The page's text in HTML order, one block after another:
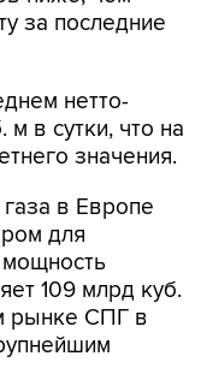
нетто-
значения.
в Европе
109 млрд куб.
рынке СПГ в